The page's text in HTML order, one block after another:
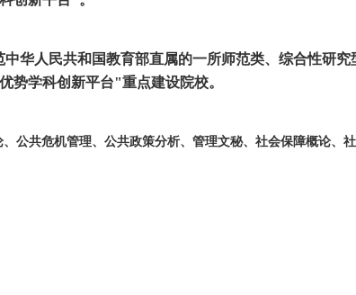
中华人民共和国教育部直属的一所师范类、综合性研究
势学科创新平台"重点建设院校。
公共危机管理、公共政策分析、管理文秘、社会保障概论、社